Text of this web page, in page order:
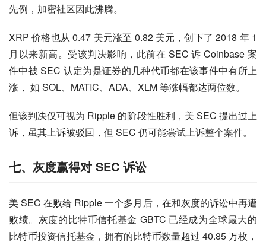
先例，加密社区因此沸腾。
XRP 价格也从 0.47 美元涨至 0.82 美元，创下了 2018 年 1
月以来新高。受该判决影响，此前在 SEC 诉 Coinbase 案
件中被 SEC 认定为是证券的几种代币都在该事件中有所上
涨， 如 SOL、MATIC、ADA、XLM 等涨幅都达两位数。
但该判决仅可视为 Ripple 的阶段性胜利，美 SEC 提出过上
诉，虽其上诉被驳回，但 SEC 仍可能尝试上诉整个案件。
七、灰度赢得对 SEC 诉讼
美 SEC 在败给 Ripple 一个多月后，在和灰度的诉讼中再遭
败绩。灰度的比特币信托基金 GBTC 已经成为全球最大的
比特币投资信托基金，拥有的比特币数量超过 40.85 万枚，